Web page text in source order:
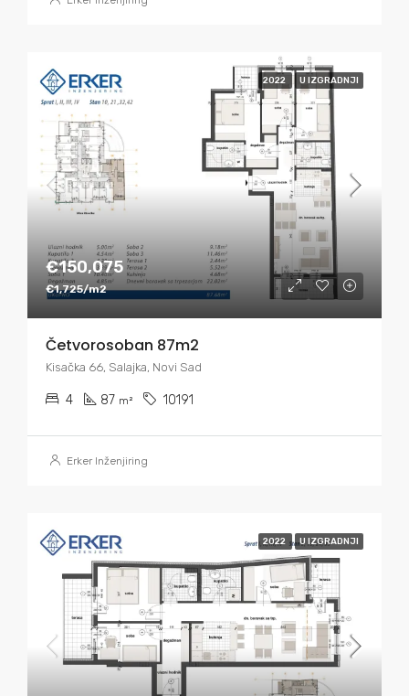
2022 U IZGRADNJI
€150,075
€1,725/m2
Četvorosoban 87m2
Kisačka 66, Salajka, Novi Sad
4 87 m² 10191
Erker Inženjiring
2022 U IZGRADNJI